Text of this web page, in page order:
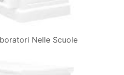
Di Emozioni